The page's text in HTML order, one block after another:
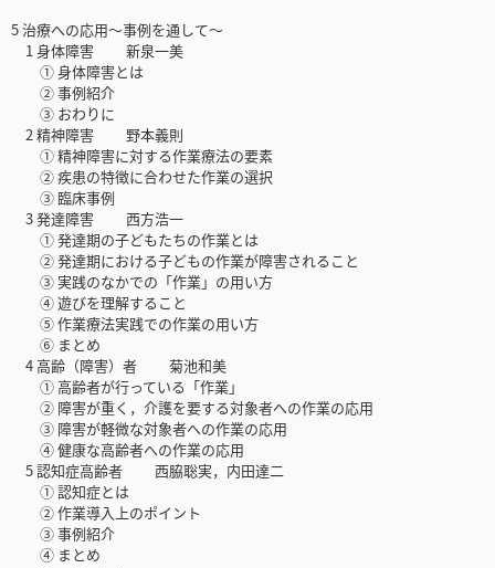
5 治療への応用〜事例を通して〜
1 身体障害 新泉一美
① 身体障害とは
② 事例紹介
③ おわりに
2 精神障害 野本義則
① 精神障害に対する作業療法の要素
② 疾患の特徴に合わせた作業の選択
③ 臨床事例
3 発達障害 西方浩一
① 発達期の子どもたちの作業とは
② 発達期における子どもの作業が障害されること
③ 実践のなかでの「作業」の用い方
④ 遊びを理解すること
⑤ 作業療法実践での作業の用い方
⑥ まとめ
4 高齢（障害）者 菊池和美
① 高齢者が行っている「作業」
② 障害が重く，介護を要する対象者への作業の応用
③ 障害が軽微な対象者への作業の応用
④ 健康な高齢者への作業の応用
5 認知症高齢者 西脇聡実，内田達二
① 認知症とは
② 作業導入上のポイント
③ 事例紹介
④ まとめ